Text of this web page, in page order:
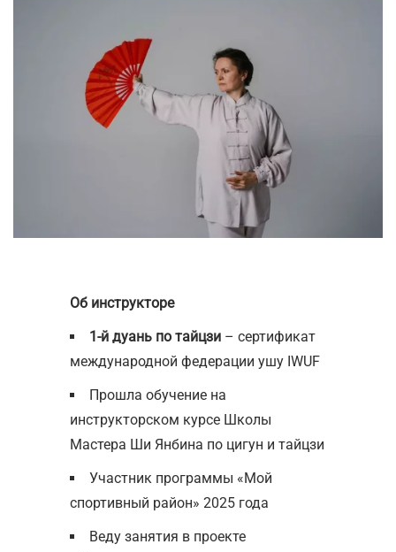
Об инструкторе
1-й дуань по тайцзи – сертификат
международной федерации ушу IWUF
Прошла обучение на
инструкторском курсе Школы
Мастера Ши Янбина по цигун и тайцзи
Участник программы «Мой
спортивный район» 2025 года
Веду занятия в проекте